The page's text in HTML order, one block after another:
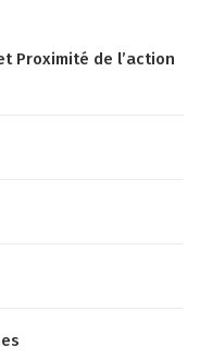
Proximité de l’action